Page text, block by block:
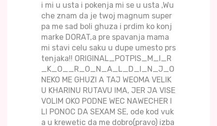
i mi u usta i pokenja mi se u usta ,Wu
che znam da je twoj magnum super
pa me sad boli ghuza i prdim ko konj
marke DORAT,a pre spavanja mama
mi stavi celu saku u dupe umesto prs
tenjaka!! ORIGINAL_POTPIS_M_I_R
_K_O__R_O_N_A_L_D_I_N_J_O
NEKO ME GHUZI A TAJ WEOMA VELIK
U KHARINU RUTAVU IMA, JER JA VISE
VOLIM OKO PODNE WEC NAWECHER I
LI PONOC DA SEXAM SE, ode kod vuk
a u krewetic da me dobro(pravo) izba